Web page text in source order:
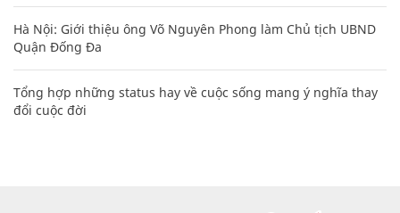
Hà Nội: Giới thiệu ông Võ Nguyên Phong làm Chủ tịch UBND
Quận Đống Đa
Tổng hợp những status hay về cuộc sống mang ý nghĩa thay
đổi cuộc đời